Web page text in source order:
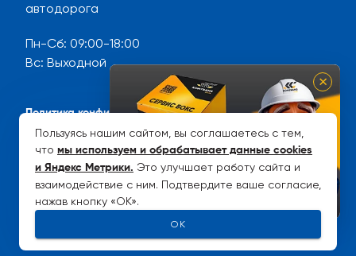
автодорога
Пн-Сб: 09:00-18:00
Вс: Выходной
Политика конфиденциальности
Карта сайта
Рейтинг YellowTable
×
Пользуясь нашим сайтом, вы соглашаетесь с тем,
что мы используем и обрабатывает данные cookies
и Яндекс Метрики. Это улучшает работу сайта и
взаимодействие с ним. Подтвердите ваше согласие,
нажав кнопку «OK».
OK